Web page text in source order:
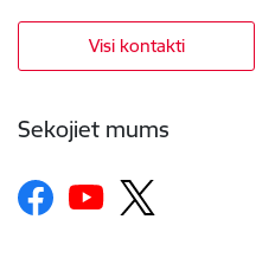
Visi kontakti
Sekojiet mums